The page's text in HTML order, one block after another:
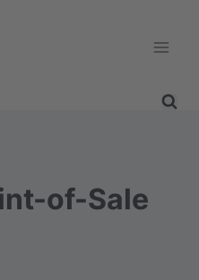
of-Sale